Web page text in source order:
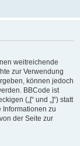
weitreichende
zur Verwendung
können jedoch
BBCode ist
(„[“ und „]“) statt
Informationen zu
der Seite zur